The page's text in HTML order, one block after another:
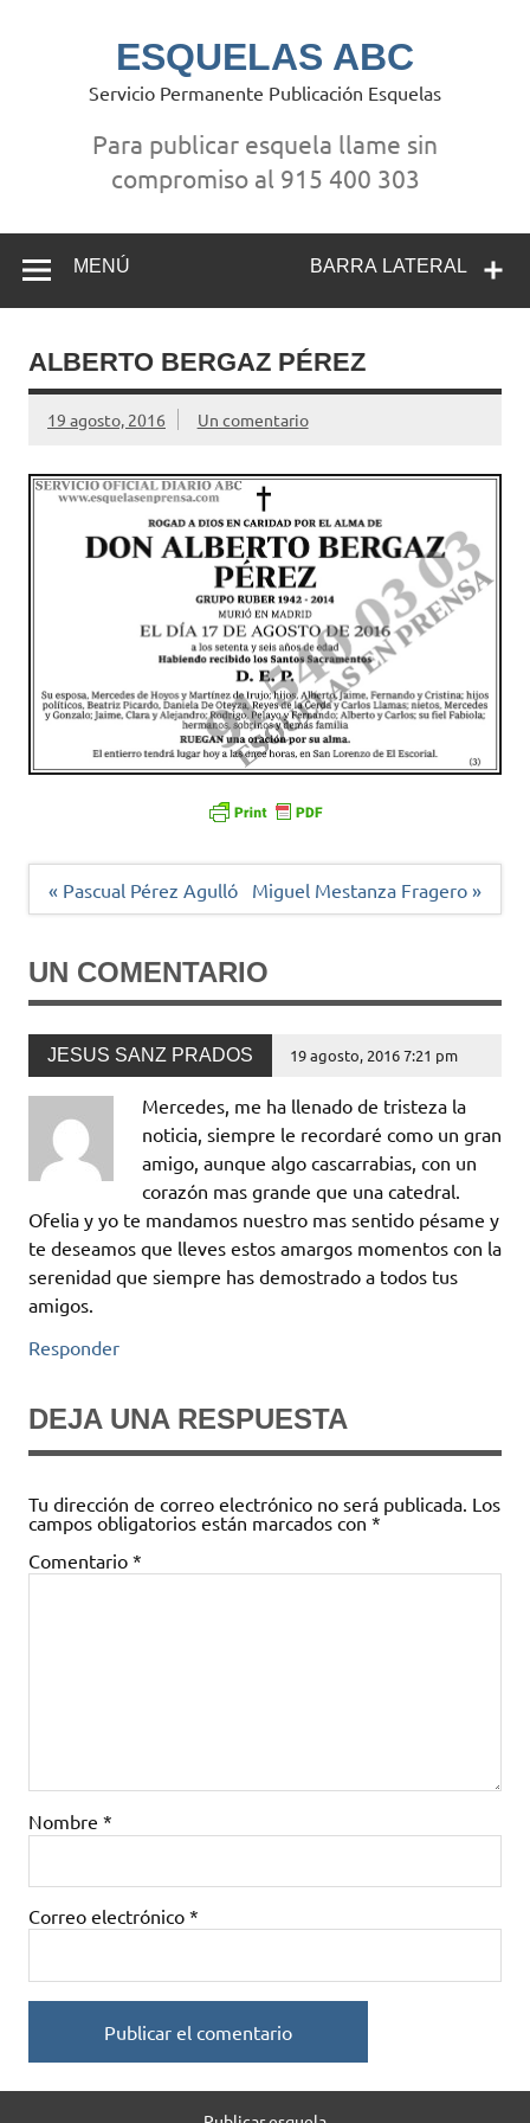
ESQUELAS ABC
Servicio Permanente Publicación Esquelas
Para publicar esquela llame sin
compromiso al 915 400 303
BARRA LATERAL
MENÚ
ALBERTO BERGAZ PÉREZ
19 agosto, 2016 Un comentario
Navegación
« Pascual Pérez Agulló Miguel Mestanza Fragero »
UN COMENTARIO
JESUS SANZ PRADOS 19 agosto, 2016 7:21 pm
Mercedes, me ha llenado de tristeza la
noticia, siempre le recordaré como un gran
amigo, aunque algo cascarrabias, con un
corazón mas grande que una catedral.
Ofelia y yo te mandamos nuestro mas sentido pésame y
te deseamos que lleves estos amargos momentos con la
serenidad que siempre has demostrado a todos tus
amigos.
Responder
DEJA UNA RESPUESTA
Tu dirección de correo electrónico no será publicada. Los
campos obligatorios están marcados con *
Comentario *
Nombre *
Correo electrónico *